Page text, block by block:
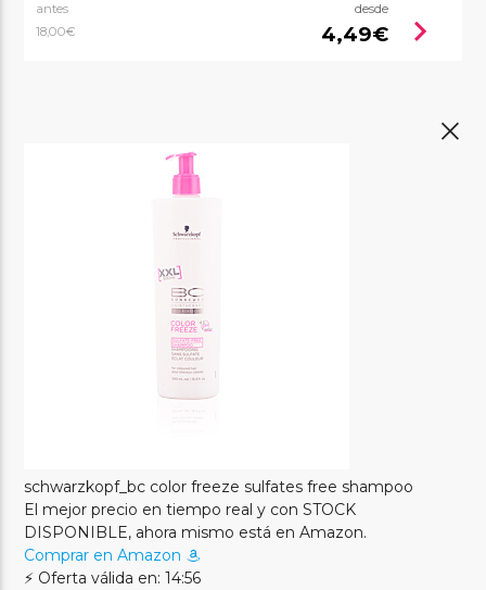
antes
18,00€
desde
4,49€ chevron_right
schwarzkopf_bc color freeze sulfates free shampoo
El mejor precio en tiempo real y con STOCK
DISPONIBLE, ahora mismo está en Amazon.
Comprar en Amazon
⚡ Oferta válida en: 14:56